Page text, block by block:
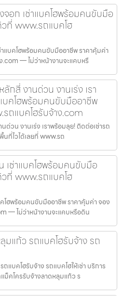
อก เช่าแบคโฮพร้อมคนขับมือ
ที่ www.รถแบคโฮ
แบคโฮพร้อมคนขับมืออาชีพ ราคาคุ้มค่า
— ไม่ว่าหน้างานจะแคบหรื
กสี่ งานด่วน งานเร่ง เรา
คโฮพร้อมคนขับมืออาชีพ
รถแบคโฮรับจ้าง.com
วน งานเร่ง เราพร้อมลุย! ติดต่อเช่ารถ
ที่ไวได้เลยที่ www.รถ
เช่าแบคโฮพร้อมคนขับมือ
ที่ www.รถแบคโฮ
โฮพร้อมคนขับมืออาชีพ ราคาคุ้มค่า จอง
— ไม่ว่าหน้างานจะแคบหรือดิน
มแก้ว รถแบคโฮรับจ้าง รถ
แบคโฮรับจ้าง รถแบคโฮให้เช่า บริการ
ม็คโครรับจ้างลาดหลุมแก้ว ร